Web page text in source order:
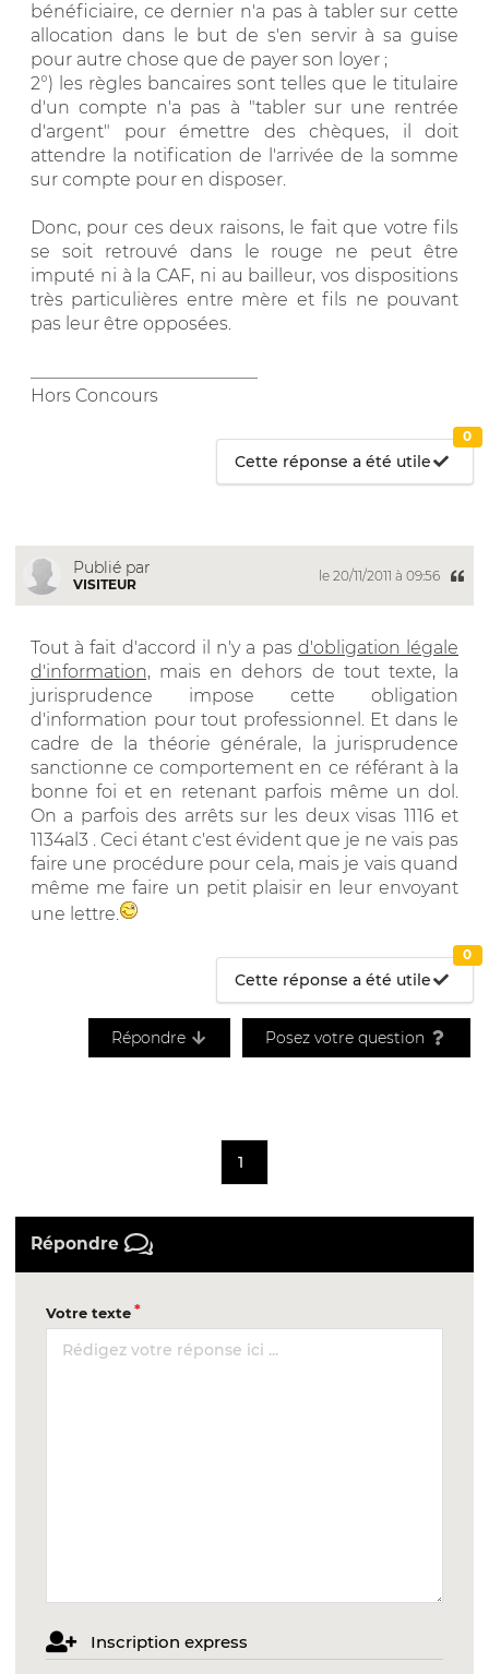
bénéficiaire, ce dernier n'a pas à tabler sur cette
allocation dans le but de s'en servir à sa guise
pour autre chose que de payer son loyer ;
2°) les règles bancaires sont telles que le titulaire
d'un compte n'a pas à "tabler sur une rentrée
d'argent" pour émettre des chèques, il doit
attendre la notification de l'arrivée de la somme
sur compte pour en disposer.
Donc, pour ces deux raisons, le fait que votre fils
se soit retrouvé dans le rouge ne peut être
imputé ni à la CAF, ni au bailleur, vos dispositions
très particulières entre mère et fils ne pouvant
pas leur être opposées.
Hors Concours
Cette réponse a été utile
0
Publié par
VISITEUR
le 20/11/2011 à 09:56
Tout à fait d'accord il n'y a pas d'obligation légale
d'information, mais en dehors de tout texte, la
jurisprudence impose cette obligation
d'information pour tout professionnel. Et dans le
cadre de la théorie générale, la jurisprudence
sanctionne ce comportement en ce référant à la
bonne foi et en retenant parfois même un dol.
On a parfois des arrêts sur les deux visas 1116 et
1134al3 . Ceci étant c'est évident que je ne vais pas
faire une procédure pour cela, mais je vais quand
même me faire un petit plaisir en leur envoyant
une lettre.
Cette réponse a été utile
0
Répondre Posez votre question
1
Répondre
Votre texte
Inscription express